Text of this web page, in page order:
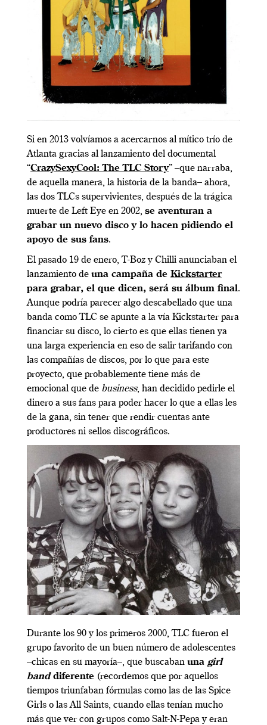
Si en 2013 volvíamos a acercarnos al mítico trío de
Atlanta gracias al lanzamiento del documental
“CrazySexyCool: The TLC Story” –que narraba,
de aquella manera, la historia de la banda– ahora,
las dos TLCs supervivientes, después de la trágica
muerte de Left Eye en 2002, se aventuran a
grabar un nuevo disco y lo hacen pidiendo el
apoyo de sus fans.
El pasado 19 de enero, T-Boz y Chilli anunciaban el
lanzamiento de una campaña de Kickstarter
para grabar, el que dicen, será su álbum final.
Aunque podría parecer algo descabellado que una
banda como TLC se apunte a la vía Kickstarter para
financiar su disco, lo cierto es que ellas tienen ya
una larga experiencia en eso de salir tarifando con
las compañías de discos, por lo que para este
proyecto, que probablemente tiene más de
emocional que de business, han decidido pedirle el
dinero a sus fans para poder hacer lo que a ellas les
de la gana, sin tener que rendir cuentas ante
productores ni sellos discográficos.
Durante los 90 y los primeros 2000, TLC fueron el
grupo favorito de un buen número de adolescentes
–chicas en su mayoría–, que buscaban una girl
banddiferente (recordemos que por aquellos
tiempos triunfaban fórmulas como las de las Spice
Girls o las All Saints, cuando ellas tenían mucho
más que ver con grupos como Salt-N-Pepa y eran